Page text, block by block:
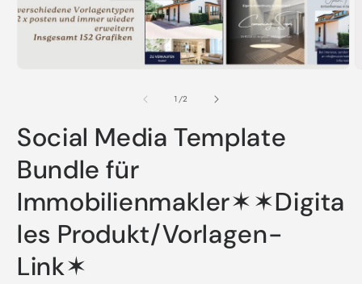
Medien
1
Modal
1/von
2
Social Media Template
Bundle für
Immobilienmakler✶✶Digita
les Produkt/Vorlagen-
Link✶